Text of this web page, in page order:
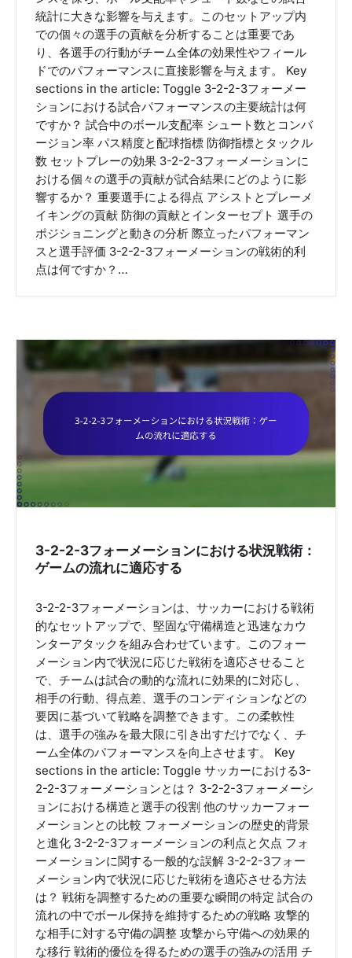
統計に大きな影響を与えます。このセットアップ内
での個々の選手の貢献を分析することは重要であ
り、各選手の行動がチーム全体の効果性やフィール
ドでのパフォーマンスに直接影響を与えます。 Key
sections in the article: Toggle 3-2-2-3フォーメー
ションにおける試合パフォーマンスの主要統計は何
ですか？ 試合中のボール支配率 シュート数とコンバ
ージョン率 パス精度と配球指標 防御指標とタックル
数 セットプレーの効果 3-2-2-3フォーメーションに
おける個々の選手の貢献が試合結果にどのように影
響するか？ 重要選手による得点 アシストとプレーメ
イキングの貢献 防御の貢献とインターセプト 選手の
ポジショニングと動きの分析 際立ったパフォーマン
スと選手評価 3-2-2-3フォーメーションの戦術的利
点は何ですか？…
3-2-2-3フォーメーションにおける状況戦術：
ゲームの流れに適応する
3-2-2-3フォーメーションは、サッカーにおける戦術
的なセットアップで、堅固な守備構造と迅速なカウ
ンターアタックを組み合わせています。このフォー
メーション内で状況に応じた戦術を適応させること
で、チームは試合の動的な流れに効果的に対応し、
相手の行動、得点差、選手のコンディションなどの
要因に基づいて戦略を調整できます。この柔軟性
は、選手の強みを最大限に引き出すだけでなく、チ
ーム全体のパフォーマンスを向上させます。 Key
sections in the article: Toggle サッカーにおける3-
2-2-3フォーメーションとは？ 3-2-2-3フォーメーシ
ョンにおける構造と選手の役割 他のサッカーフォー
メーションとの比較 フォーメーションの歴史的背景
と進化 3-2-2-3フォーメーションの利点と欠点 フォ
ーメーションに関する一般的な誤解 3-2-2-3フォー
メーション内で状況に応じた戦術を適応させる方法
は？ 戦術を調整するための重要な瞬間の特定 試合の
流れの中でボール保持を維持するための戦略 攻撃的
な相手に対する守備の調整 攻撃から守備への効果的
な移行 戦術的優位を得るための選手の強みの活用 チ